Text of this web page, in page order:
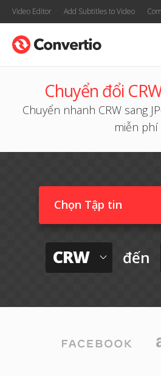
Video Editor Add Subtitles to Video
Chuyển đổi
Chuyển nhanh CRW sang
miễn phí
Chọn Tập tin
CRW đến